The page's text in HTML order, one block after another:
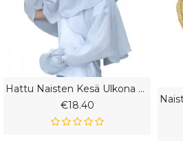
Hattu Naisten Kesä Ulkona Kasvoja Peittävä Aurinkohattu Teepoimintahattu Viileä Ultraviolettisäteilyä Estävä Pyöräily
€18.40